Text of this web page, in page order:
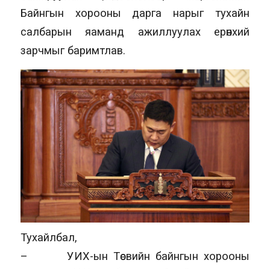
Байнгын хорооны дарга нарыг тухайн
салбарын яаманд ажиллуулах ерөнхий
зарчмыг баримтлав.
Тухайлбал,
– УИХ-ын Төсвийн байнгын хорооны